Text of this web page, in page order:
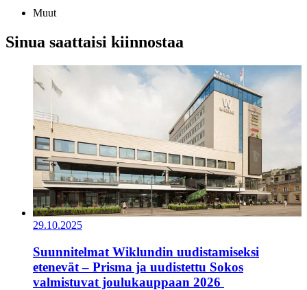
Muut
Sinua saattaisi kiinnostaa
29.10.2025
Suunnitelmat Wiklundin uudistamiseksi
etenevät – Prisma ja uudistettu Sokos
valmistuvat joulukauppaan 2026